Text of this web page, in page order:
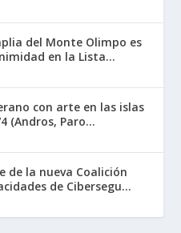
del Monte Olimpo es
en la Lista...
con arte en las islas
(Andros, Paro...
de la nueva Coalición
de Cibersegu...